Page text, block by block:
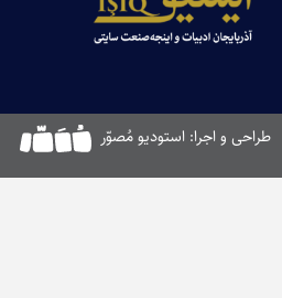
طراحی و اجرا: استودیو مُصوّر